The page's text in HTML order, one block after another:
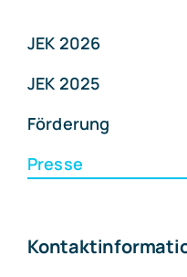
JEK 2026
JEK 2025
Förderung
Presse